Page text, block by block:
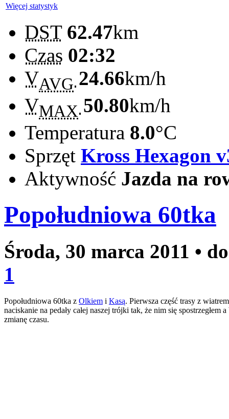
Więcej statystyk
DST 62.47km
Czas 02:32
VAVG 24.66km/h
VMAX 50.80km/h
Temperatura 8.0°C
Sprzęt Kross Hexagon
Aktywność Jazda na
Popołudniowa 60tka
Środa, 30 marca 2011 •
1
Popołudniowa 60tka z Olkiem i Kasą. Pierwsza część trasy z
naciskanie na pedały całej naszej trójki tak, że nim się
zmianę czasu.